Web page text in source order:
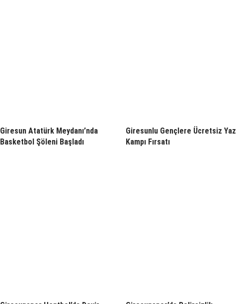
Giresun Atatürk Meydanı’nda
Basketbol Şöleni Başladı
Giresunlu Gençlere Ücretsiz Yaz
Kampı Fırsatı